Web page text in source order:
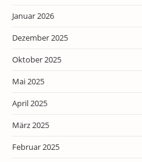
Januar 2026
Dezember 2025
Oktober 2025
Mai 2025
April 2025
März 2025
Februar 2025